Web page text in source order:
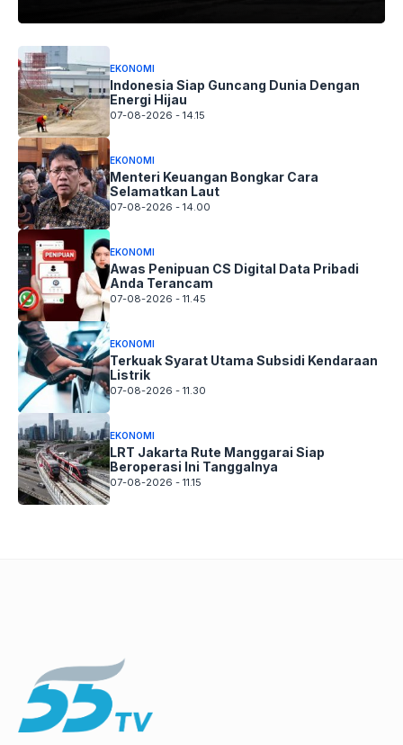
EKONOMI
Indonesia Siap Guncang Dunia Dengan
Energi Hijau
07-08-2026 - 14.15
EKONOMI
Menteri Keuangan Bongkar Cara
Selamatkan Laut
07-08-2026 - 14.00
EKONOMI
Awas Penipuan CS Digital Data Pribadi
Anda Terancam
07-08-2026 - 11.45
EKONOMI
Terkuak Syarat Utama Subsidi Kendaraan
Listrik
07-08-2026 - 11.30
EKONOMI
LRT Jakarta Rute Manggarai Siap
Beroperasi Ini Tanggalnya
07-08-2026 - 11.15